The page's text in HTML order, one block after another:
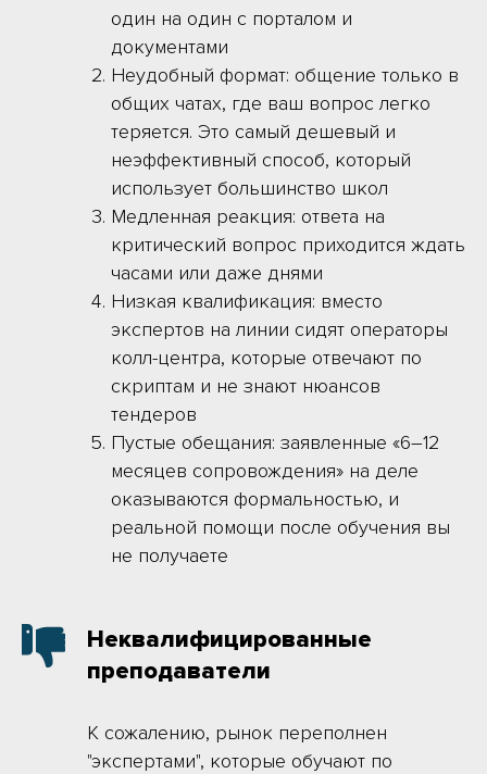
один на один с порталом и
документами
Неудобный формат: общение только в
общих чатах, где ваш вопрос легко
теряется. Это самый дешевый и
неэффективный способ, который
использует большинство школ
Медленная реакция: ответа на
критический вопрос приходится ждать
часами или даже днями
Низкая квалификация: вместо
экспертов на линии сидят операторы
колл-центра, которые отвечают по
скриптам и не знают нюансов
тендеров
Пустые обещания: заявленные «6–12
месяцев сопровождения» на деле
оказываются формальностью, и
реальной помощи после обучения вы
не получаете
Неквалифицированные
преподаватели
К сожалению, рынок переполнен
"экспертами", которые обучают по